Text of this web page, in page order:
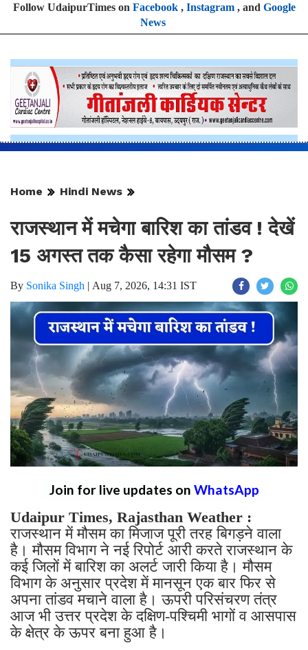
Follow UdaipurTimes on Facebook, Instagram, and Google
News
Home Hindi News
राजस्थान में मचेगा बारिश का तांडव ! देखें
15 अगस्त तक कैसा रहेगा मौसम ?
By Sonika Singh | Aug 7, 2026, 14:31 IST
Join for live updates on WhatsApp
Udaipur Times, Rajasthan Weather :
राजस्थान में मौसम का मिजाज पूरी तरह बिगड़ने वाला
है। मौसम विभाग ने नई रिपोर्ट आरी करते राजस्थान के
कई जिलों में बारिश का अलर्ट जारी किया है। मौसम
विभाग के अनुसार प्रदेश में मानसून एक बार फिर से
अपना तांडव मचाने वाला है। ऊपरी परिसंचरण तंत्र
आज भी उत्तर प्रदेश के दक्षिण-पश्चिमी भागों व आसपास
के क्षेत्र के ऊपर बना हुआ है।